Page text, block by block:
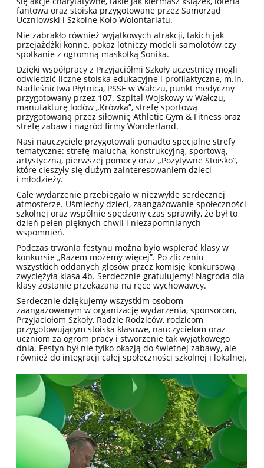
fantowa oraz stoiska przygotowane przez Samorząd
Uczniowski i Szkolne Koło Wolontariatu.
Nie zabrakło również wyjątkowych atrakcji, takich jak
przejażdżki konne, pokaz lotniczy modeli samolotów czy
spotkanie z ogromną maskotką Sonika.
Dzięki współpracy z Przyjaciółmi Szkoły uczestnicy mogli
odwiedzić liczne stoiska edukacyjne i profilaktyczne, m.in.
Nadleśnictwa Płytnica, PSSE w Wałczu, punkt medyczny
przygotowany przez 107. Szpital Wojskowy w Wałczu,
manufakturę lodów „Krówka”, strefę sportową
przygotowaną przez siłownię Athletic Gym & Fitness oraz
strefę zabaw i nagród firmy Wonderland.
Nasi nauczyciele przygotowali ponadto specjalne strefy
tematyczne: strefę malucha, konstrukcyjną, sportową,
artystyczną, pierwszej pomocy oraz „Pozytywne Stoisko”,
które cieszyły się dużym zainteresowaniem dzieci
i młodzieży.
Całe wydarzenie przebiegało w niezwykle serdecznej
atmosferze. Uśmiechy dzieci, zaangażowanie społeczności
szkolnej oraz wspólnie spędzony czas sprawiły, że był to
dzień pełen pięknych chwil i niezapomnianych
wspomnień.
Podczas trwania festynu można było wspierać klasy w
konkursie „Razem możemy więcej”. Po zliczeniu
wszystkich oddanych głosów przez komisję konkursową
zwyciężyła klasa 4b. Serdecznie gratulujemy! Nagroda dla
klasy zostanie przekazana na ręce wychowawcy.
Serdecznie dziękujemy wszystkim osobom
zaangażowanym w organizację wydarzenia, sponsorom,
Przyjaciołom Szkoły, Radzie Rodziców, rodzicom
przygotowującym stoiska klasowe, nauczycielom oraz
uczniom za ogrom pracy i stworzenie tak wyjątkowego
dnia. Festyn był nie tylko okazją do świetnej zabawy, ale
również do integracji całej społeczności szkolnej i lokalnej.